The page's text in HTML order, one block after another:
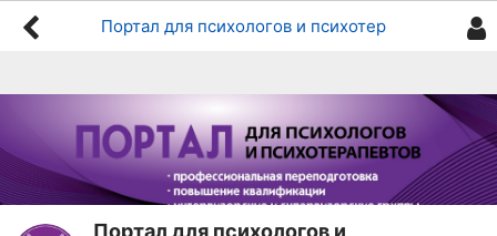
Портал для психологов и